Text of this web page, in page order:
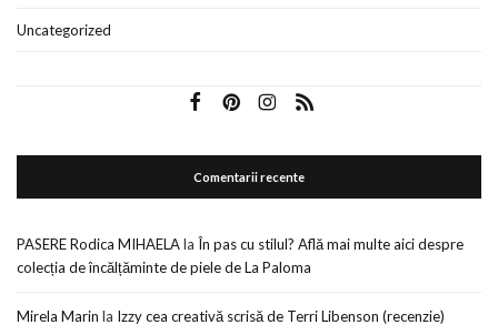
Uncategorized
Comentarii recente
PASERE Rodica MIHAELAla În pas cu stilul? Află mai multe aici despre
colecția de încălțăminte de piele de La Paloma
Mirela Marin la Izzy cea creativă scrisă de Terri Libenson (recenzie)